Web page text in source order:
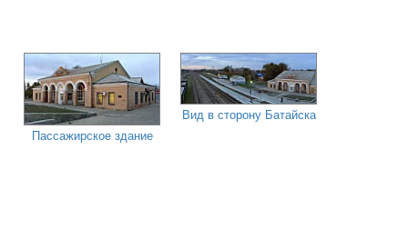
Пассажирское здание
Вид в сторону Батайска